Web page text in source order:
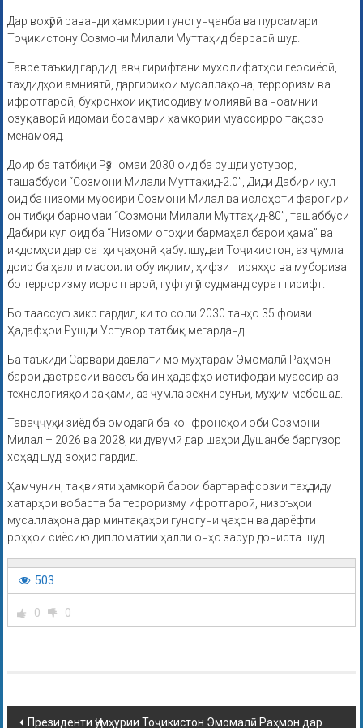
Дар вохӯрӣ раванди ҳамкории гуногунҷанба ва пурсамари
Тоҷикистону Созмони Милали Муттаҳид баррасӣ шуд.
Тавре таъкид гардид, авҷ гирифтани мухолифатҳои геосиёсӣ,
таҳдидҳои амниятӣ, даргириҳои мусаллаҳона, терроризм ва
ифротгароӣ, буҳронҳои иқтисодиву молиявӣ ва ноамнии
озуқаворӣ идомаи босамари ҳамкории муассирро тақозо
менамояд.
Доир ба татбиқи Рӯзномаи 2030 оид ба рушди устувор,
ташаббуси “Созмони Милали Муттаҳид-2.0”, Диди Дабири кул
оид ба низоми муосири Созмони Милал ва ислоҳоти фарогири
он тибқи барномаи “Созмони Милали Муттаҳид-80”, ташаббуси
Дабири кул оид ба “Низоми огоҳии бармаҳал барои ҳама” ва
иқдомҳои дар сатҳи ҷаҳонӣ қабулшудаи Тоҷикистон, аз ҷумла
доир ба ҳалли масоили обу иқлим, ҳифзи пиряхҳо ва мубориза
бо терроризму ифротгароӣ, гуфтугӯи судманд сурат гирифт.
Бо таассуф зикр гардид, ки то соли 2030 танҳо 35 фоизи
Ҳадафҳои Рушди Устувор татбиқ мегарданд.
Ба таъкиди Сарвари давлати мо муҳтарам Эмомалӣ Раҳмон
барои дастрасии васеъ ба ин ҳадафҳо истифодаи муассир аз
технологияҳои рақамӣ, аз ҷумла зеҳни сунъӣ, муҳим мебошад.
Таваҷҷуҳи зиёд ба омодагӣ ба конфронсҳои оби Созмони
Милал – 2026 ва 2028, ки дувумӣ дар шаҳри Душанбе баргузор
хоҳад шуд, зоҳир гардид.
Ҳамчунин, тақвияти ҳамкорӣ барои бартарафсозии таҳдиду
хатарҳои вобаста ба терроризму ифротгароӣ, низоъҳои
мусаллаҳона дар минтақаҳои гуногуни ҷаҳон ва дарёфти
роҳҳои сиёсию дипломатии ҳалли онҳо зарур дониста шуд.
503
0 0
Президенти Ҷумҳурии Тоҷикистон Эмомалӣ Раҳмон дар